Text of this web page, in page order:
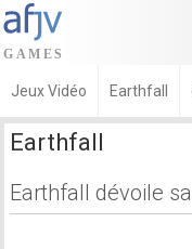
Jeux Vidéo Earthfall
Earthfall
Earthfall dévoile